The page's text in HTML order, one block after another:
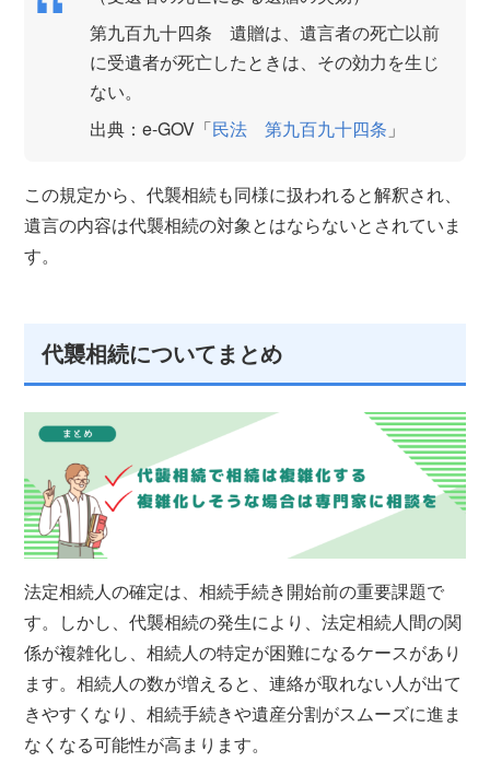
第九百九十四条 遺贈は、遺言者の死亡以前
に受遺者が死亡したときは、その効力を生じ
ない。
出典：e-GOV「民法 第九百九十四条 」
この規定から、代襲相続も同様に扱われると解釈され、
遺言の内容は代襲相続の対象とはならないとされていま
す。
代襲相続についてまとめ
法定相続人の確定は、相続手続き開始前の重要課題で
す。しかし、代襲相続の発生により、法定相続人間の関
係が複雑化し、相続人の特定が困難になるケースがあり
ます。相続人の数が増えると、連絡が取れない人が出て
きやすくなり、相続手続きや遺産分割がスムーズに進ま
なくなる可能性が高まります。